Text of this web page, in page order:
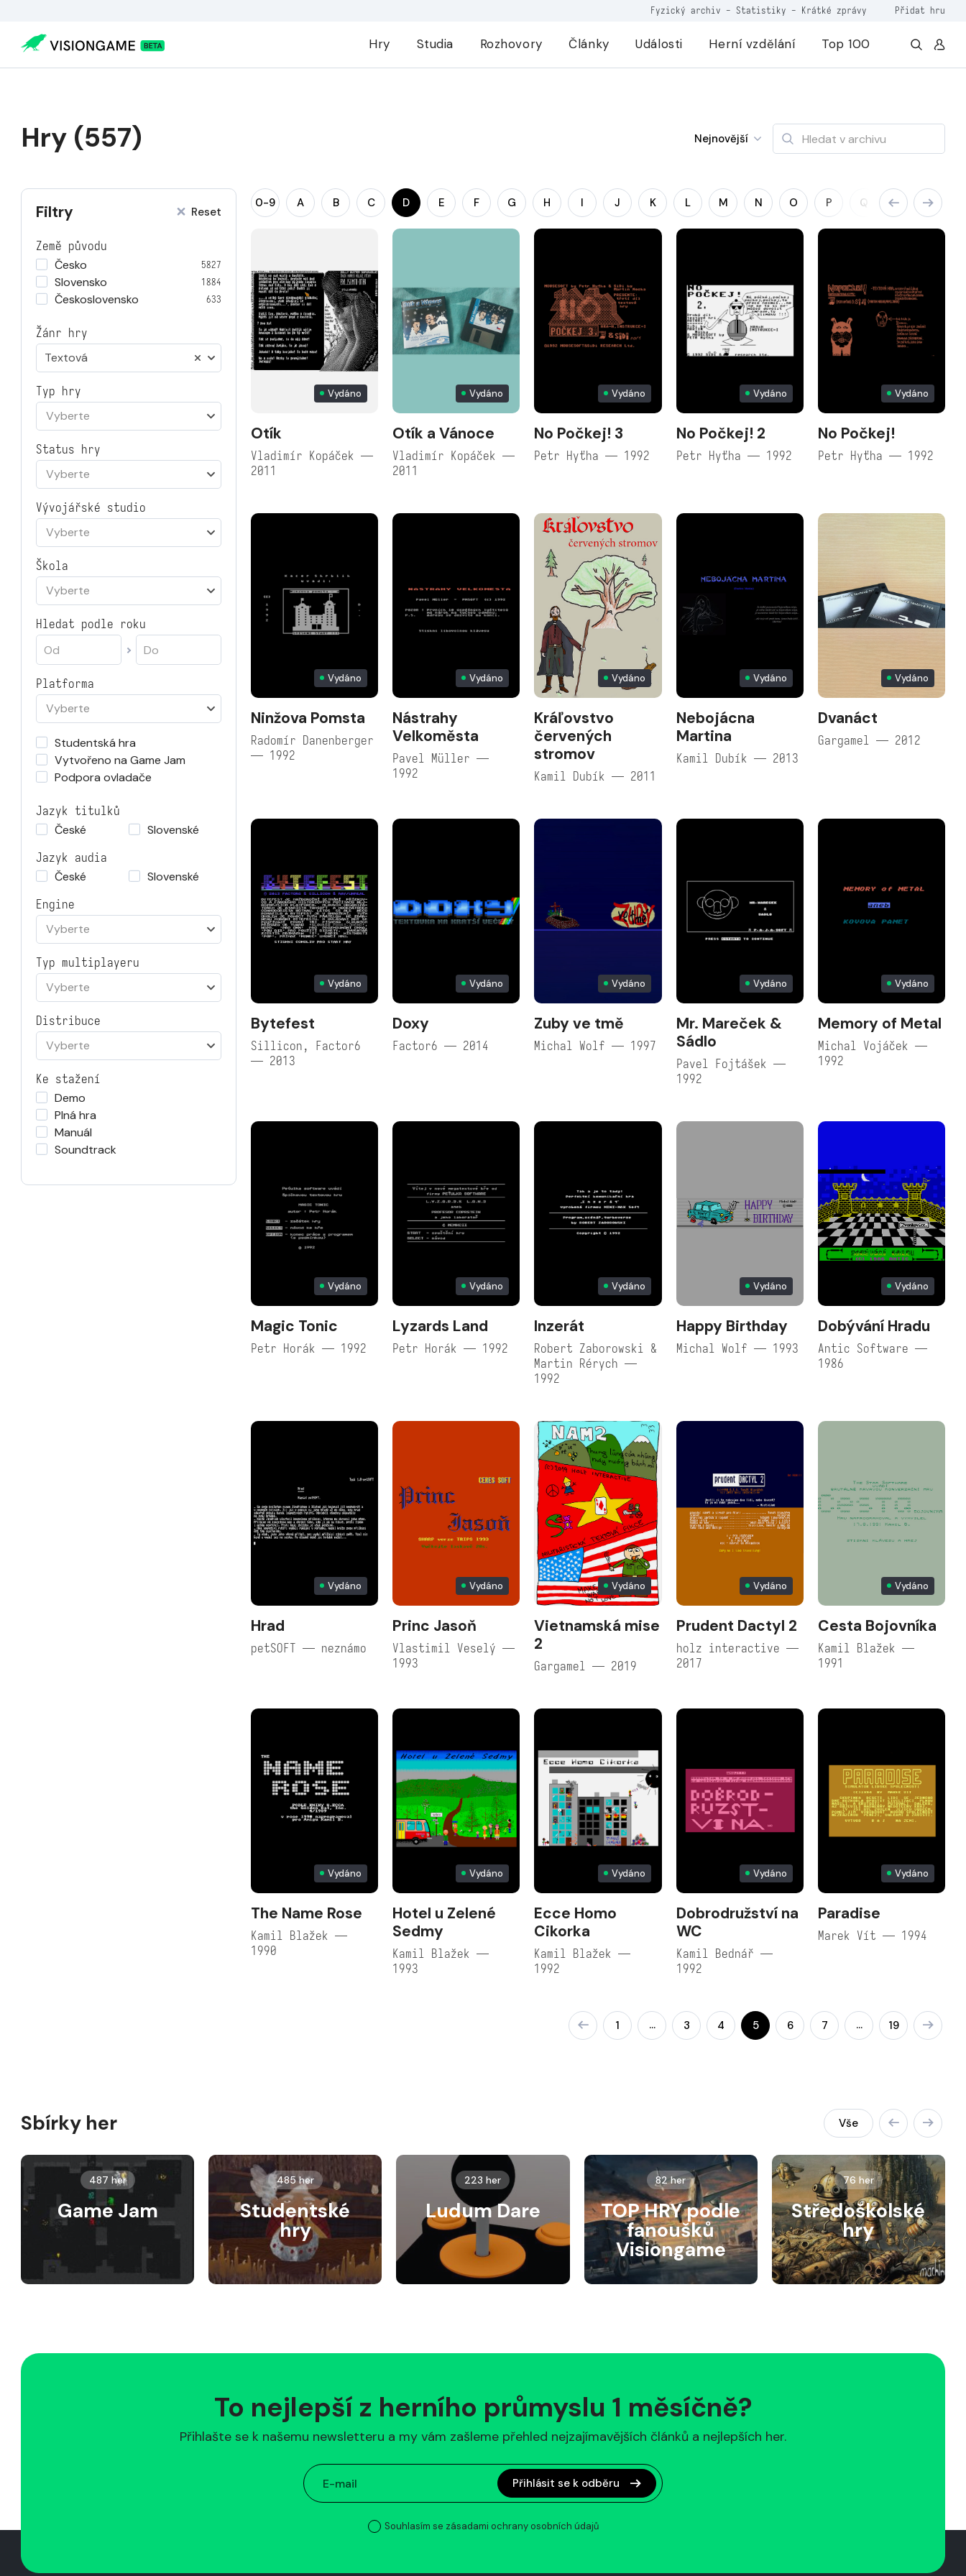
Fyzický archiv - Statistiky - Krátké zprávy Přidat hru
Hry Studia Rozhovory Články Události Herní vzdělání Top 100
Hry (557) Nejnovější
Filtry Reset
Země původu
Česko
5827
Slovensko 1884
Československo 633
Žánr hry
Textová
Typ hry
Vyberte
Status hry
Vyberte
Vývojářské studio
Vyberte
Škola
Vyberte
Hledat podle roku
Platforma
Vyberte
Studentská hra
Vytvořeno na Game Jam
Podpora ovladače
Jazyk titulků
České
Slovenské
Jazyk audia
České
Slovenské
Engine
Vyberte
Typ multiplayeru
Vyberte
Distribuce
Vyberte
Ke stažení
Demo
Plná hra
Manuál
Soundtrack
0-9 A B C D E F G H I J K L M N O P Q R S
Vydáno
Otík
Vladimír Kopáček —
2011
Vydáno
Otík a Vánoce
Vladimír Kopáček —
2011
Vydáno
No Počkej! 3
Petr Hyťha — 1992
Vydáno
No Počkej! 2
Petr Hyťha — 1992
Vydáno
No Počkej!
Petr Hyťha — 1992
Vydáno
Ninžova Pomsta
Radomír Danenberger
— 1992
Vydáno
Nástrahy
Velkoměsta
Pavel Müller —
1992
Vydáno
Kráľovstvo
červených
stromov
Kamil Dubík — 2011
Vydáno
Nebojácna
Martina
Kamil Dubík — 2013
Vydáno
Dvanáct
Gargamel — 2012
Vydáno
Bytefest
Sillicon, Factor6
— 2013
Vydáno
Doxy
Factor6 — 2014
Vydáno
Zuby ve tmě
Michal Wolf — 1997
Vydáno
Mr. Mareček &
Sádlo
Pavel Fojtášek —
1992
Vydáno
Memory of Metal
Michal Vojáček —
1992
Vydáno
Magic Tonic
Petr Horák — 1992
Vydáno
Lyzards Land
Petr Horák — 1992
Vydáno
Inzerát
Robert Zaborowski &
Martin Rérych —
1992
Vydáno
Happy Birthday
Michal Wolf — 1993
Vydáno
Dobývání Hradu
Antic Software —
1986
Vydáno
Hrad
petSOFT — neznámo
Vydáno
Princ Jasoň
Vlastimil Veselý —
1993
Vydáno
Vietnamská mise
2
Gargamel — 2019
Vydáno
Prudent Dactyl 2
holz interactive —
2017
Vydáno
Cesta Bojovníka
Kamil Blažek —
1991
Vydáno
The Name Rose
Kamil Blažek —
1990
Vydáno
Hotel u Zelené
Sedmy
Kamil Blažek —
1993
Vydáno
Ecce Homo
Cikorka
Kamil Blažek —
1992
Vydáno
Dobrodružství na
WC
Kamil Bednář —
1992
Vydáno
Paradise
Marek Vít — 1994
1 … 3 4 5 6 7 … 19
Sbírky her Vše
487 her
Game Jam
485 her
Studentské
hry
223 her
Ludum Dare
82 her
TOP HRY podle
fanoušků
Visiongame
76 her
Středoškolské
hry
To nejlepší z herního průmyslu 1 měsíčně?
Přihlašte se k našemu newsletteru a my vám zašleme přehled nejzajímavějších článků a nejlepších her.
Přihlásit se k odběru
Souhlasím se zásadami ochrany osobních údajů